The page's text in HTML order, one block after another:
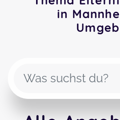
in